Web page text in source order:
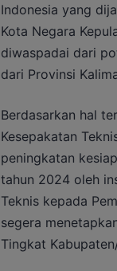
Indonesia yang
Kota Negara
diwaspadai dari
dari Provinsi
Berdasarkan hal
Kesepakatan
peningkatan
tahun 2024 oleh
Teknis kepada
segera
Tingkat